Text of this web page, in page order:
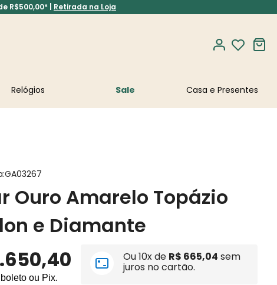
R$500,00* | Retirada na Loja
Relógios Sale
:GA03267
Ouro Amarelo Topázio
e Diamante
.650,40
ou Pix.
Ou10x de R$ 665,04 sem
juros no cartão.